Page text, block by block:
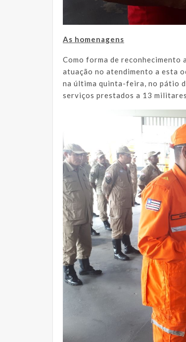
As homenagens
Como forma de
atuação no atendimento a esta
na última quinta-feira, no pátio
serviços prestados a 13